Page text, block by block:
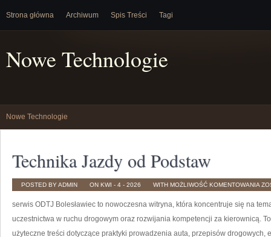
Strona główna Archiwum Spis Treści Tagi
Nowe Technologie
Nowe Technologie
Technika Jazdy od Podstaw
POSTED BY ADMIN ON KWI - 4 - 2026 WITH MOŻLIWOŚĆ KOMENTOWANIA
serwis ODTJ Bolesławiec to nowoczesna witryna, która koncentruje się na
uczestnictwa w ruchu drogowym oraz rozwijania kompetencji za kierownicą.
użyteczne treści dotyczące praktyki prowadzenia auta, przepisów drogowych,